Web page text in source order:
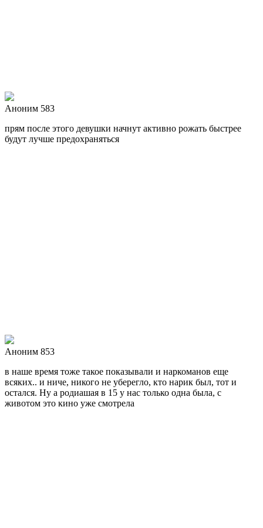
Аноним 583
прям после этого девушки начнут активно рожать быстрее
будут лучше предохраняться
Аноним 853
в наше время тоже такое показывали и наркоманов еще
всяких.. и ниче, никого не уберегло, кто нарик был, тот и
остался. Ну а родиашая в 15 у нас только одна была, с
животом это кино уже смотрела